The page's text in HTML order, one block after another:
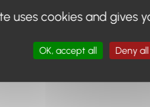
uses cookies and gives
OK, accept all Deny